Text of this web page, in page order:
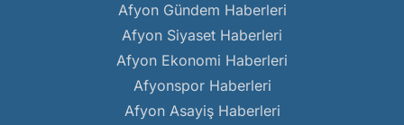
Afyon Gündem Haberleri
Afyon Siyaset Haberleri
Afyon Ekonomi Haberleri
Afyonspor Haberleri
Afyon Asayiş Haberleri